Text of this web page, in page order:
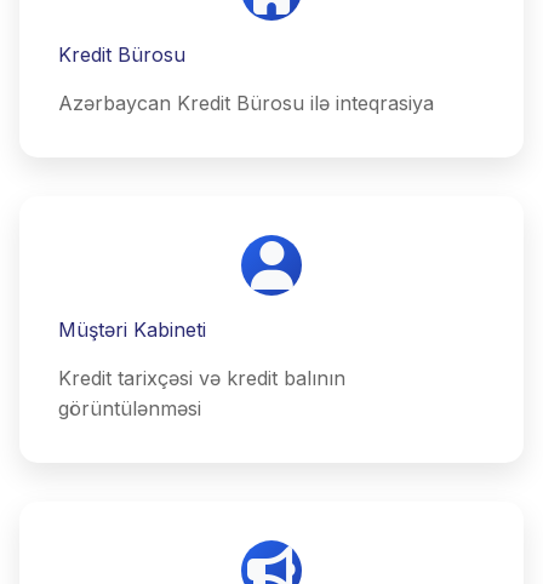
Kredit Bürosu
Azərbaycan Kredit Bürosu ilə inteqrasiya
Müştəri Kabineti
Kredit tarixçəsi və kredit balının
görüntülənməsi